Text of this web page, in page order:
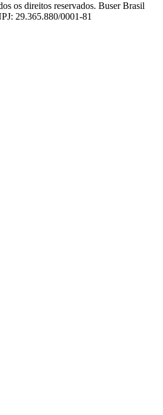
os direitos reservados. Buser Brasil
29.365.880/0001-81